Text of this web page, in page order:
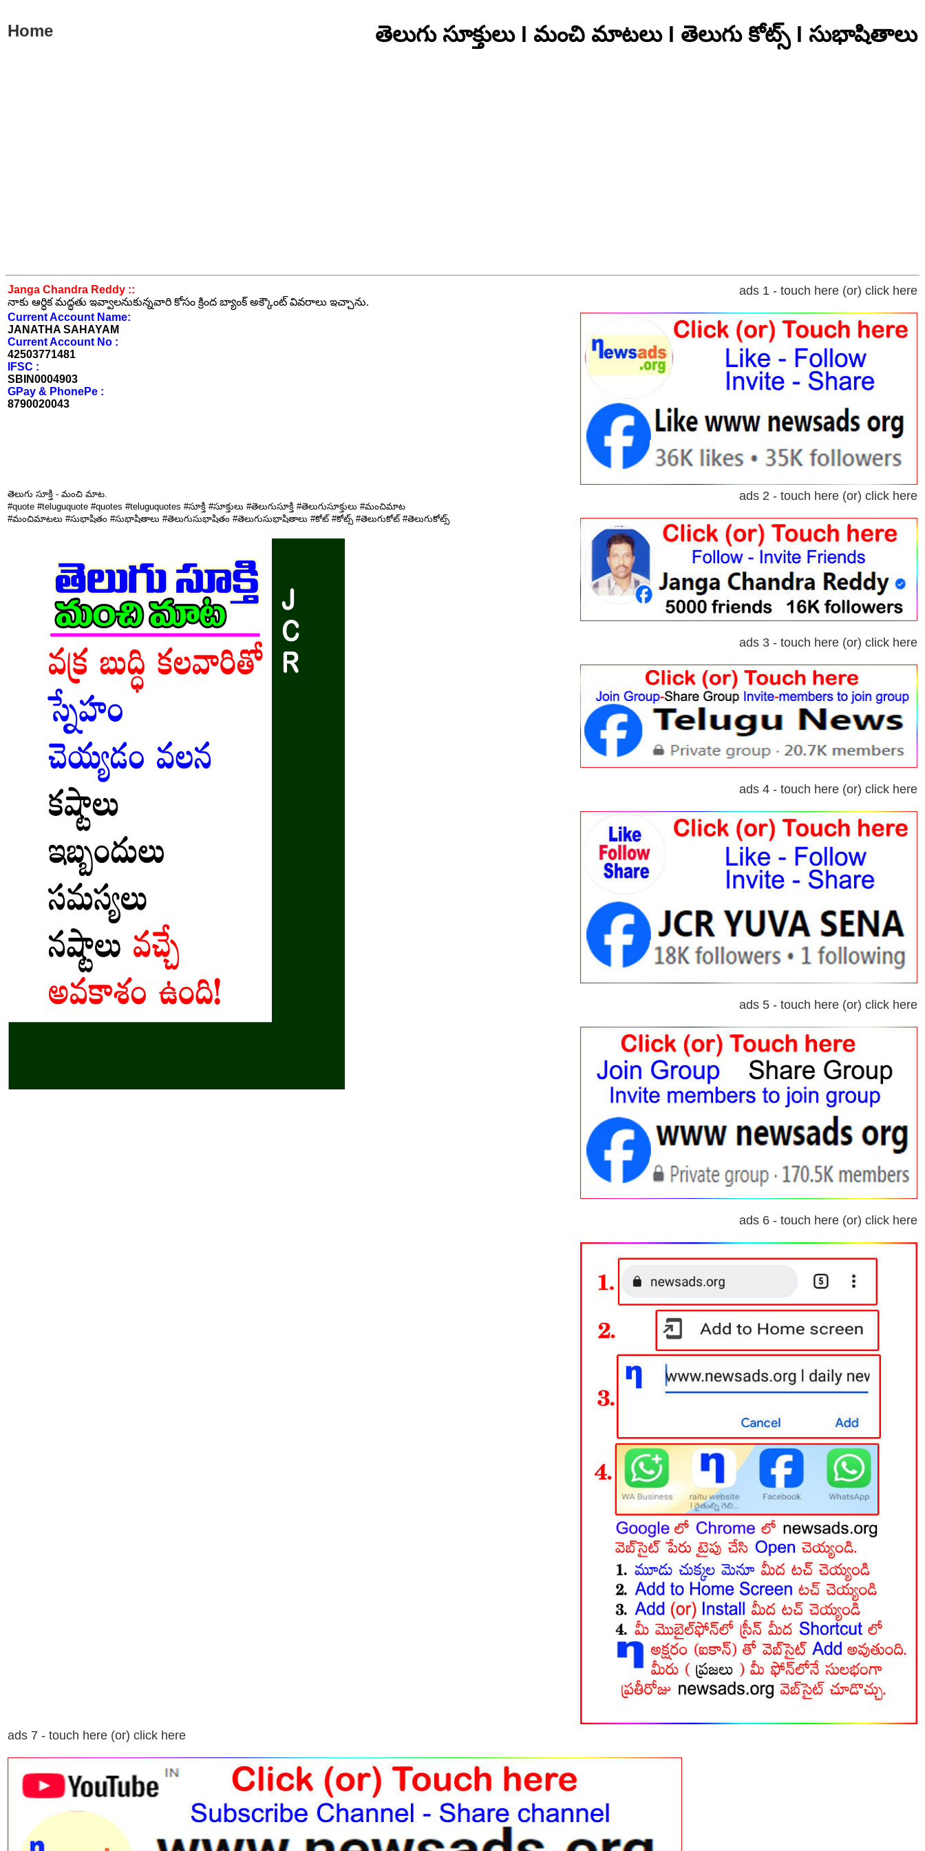
Home తెలుగు సూక్తులు l మంచి మాటలు l తెలుగు కోట్స్ l సుభాషితాలు
Janga Chandra Reddy ::
నాకు ఆర్ధిక మద్ధతు ఇవ్వాలనుకున్నవారి కోసం క్రింద బ్యాంక్ అక్కౌంట్ వివరాలు ఇచ్చాను.
Current Account Name:
JANATHA SAHAYAM
Current Account No :
42503771481
IFSC :
SBIN0004903
GPay & PhonePe :
8790020043
ads 1 - touch here (or) click here
తెలుగు సూక్తి - మంచి మాట.
#quote #teluguquote #quotes #teluguquotes #సూక్తి #సూక్తులు #తెలుగుసూక్తి #తెలుగుసూక్తులు #మంచిమాట
#మంచిమాటలు #సుభాషితం #సుభాషితాలు #తెలుగుసుభాషితం #తెలుగుసుభాషితాలు #కోట్ #కోట్స్ #తెలుగుకోట్ #తెలుగుకోట్స్
ads 2 - touch here (or) click here
ads 3 - touch here (or) click here
ads 4 - touch here (or) click here
ads 5 - touch here (or) click here
ads 6 - touch here (or) click here
ads 7 - touch here (or) click here